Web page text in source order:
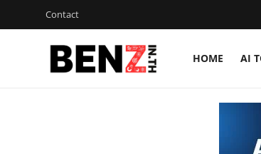
Contact
HOME AI